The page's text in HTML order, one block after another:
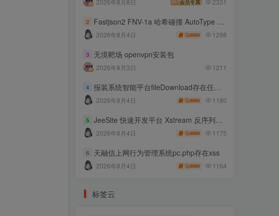
会员专属
2 Fastjson2 FNV-1a 哈希碰撞 AutoType 绕过远程代码执行
2026年8月4日 9999 1298
3 无境靶场 openvpn安装包
2026年8月3日 1211
4 报装系统智能平台fileDownload存在任意文件读取
2026年8月4日 9999 1180
5 JeeSite 快速开发平台 Xstream 反序列化RCE
2026年8月4日 9999 1175
6 天融信上网行为管理系统pc.php存在xss
2026年8月4日 9999 1164
标签云